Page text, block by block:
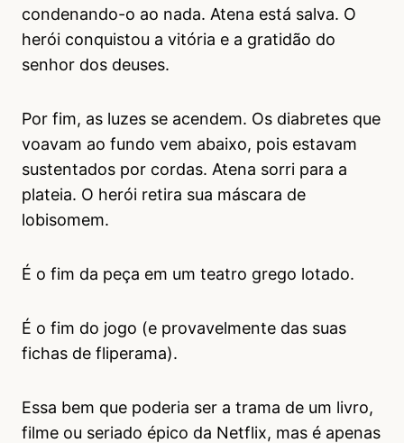
condenando-o ao nada. Atena está salva. O
herói conquistou a vitória e a gratidão do
senhor dos deuses.
Por fim, as luzes se acendem. Os diabretes que
voavam ao fundo vem abaixo, pois estavam
sustentados por cordas. Atena sorri para a
plateia. O herói retira sua máscara de
lobisomem.
É o fim da peça em um teatro grego lotado.
É o fim do jogo (e provavelmente das suas
fichas de fliperama).
Essa bem que poderia ser a trama de um livro,
filme ou seriado épico da Netflix, mas é apenas